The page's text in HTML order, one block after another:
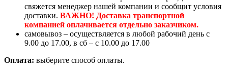
свяжется менеджер нашей компании и сообщит условия
доставки. ВАЖНО! Доставка транспортной
компанией оплачивается отдельно заказчиком.
самовывоз – осуществляется в любой рабочий день с
9.00 до 17.00, в сб – с 10.00 до 17.00
Оплата: выберите способ оплаты.